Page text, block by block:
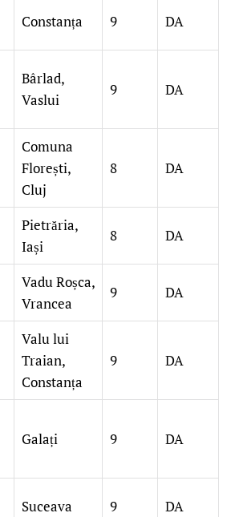
Constanța 9 DA
Bârlad,
Vaslui
9 DA
Comuna
Florești,
Cluj
8 DA
Pietrăria,
Iași
8 DA
Vadu Roșca,
Vrancea
9 DA
Valu lui
Traian,
Constanța
9 DA
Galați 9 DA
Suceava 9 DA